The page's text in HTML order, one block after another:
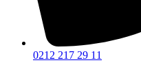
0212 217 29 11